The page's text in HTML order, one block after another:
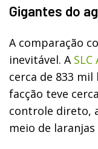
Gigantes do
A comparação
inevitável. A
cerca de 833
facção teve
controle direto,
meio de